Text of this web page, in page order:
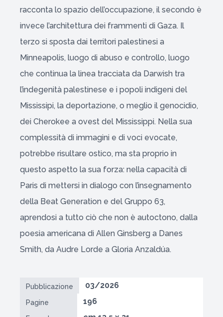
racconta lo spazio dell’occupazione, il secondo è
invece l’architettura dei frammenti di Gaza. Il
terzo si sposta dai territori palestinesi a
Minneapolis, luogo di abuso e controllo, luogo
che continua la linea tracciata da Darwish tra
l’indegenità palestinese e i popoli indigeni del
Mississipi, la deportazione, o meglio il genocidio,
dei Cherokee a ovest del Mississippi. Nella sua
complessità di immagini e di voci evocate,
potrebbe risultare ostico, ma sta proprio in
questo aspetto la sua forza: nella capacità di
Paris di mettersi in dialogo con l’insegnamento
della Beat Generation e del Gruppo 63,
aprendosi a tutto ciò che non è autoctono, dalla
poesia americana di Allen Ginsberg a Danes
Smith, da Audre Lorde a Gloria Anzaldúa.
Pubblicazione 03/2026
Pagine 196